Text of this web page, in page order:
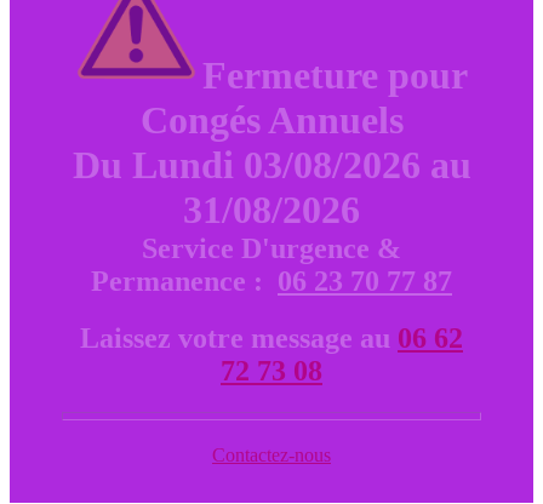
Fermeture pour
Congés Annuels
Du Lundi 03/08/2026 au
31/08/2026
Service D'urgence &
Permanence : 06 23 70 77 87
Laissez votre message au 06 62
72 73 08
Contactez-nous